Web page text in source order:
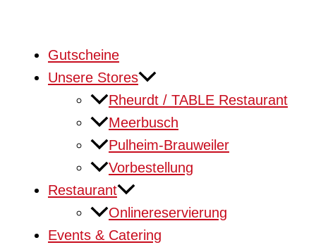
Gutscheine
Unsere Stores
Rheurdt / TABLE Restaurant
Meerbusch
Pulheim-Brauweiler
Vorbestellung
Restaurant
Onlinereservierung
Events & Catering